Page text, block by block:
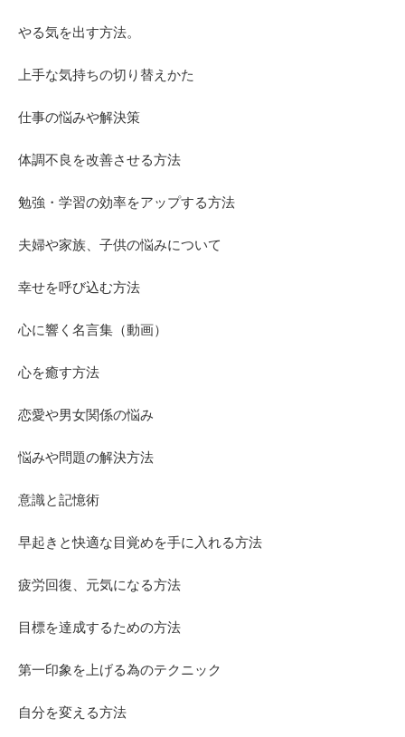
やる気を出す方法。
上手な気持ちの切り替えかた
仕事の悩みや解決策
体調不良を改善させる方法
勉強・学習の効率をアップする方法
夫婦や家族、子供の悩みについて
幸せを呼び込む方法
心に響く名言集（動画）
心を癒す方法
恋愛や男女関係の悩み
悩みや問題の解決方法
意識と記憶術
早起きと快適な目覚めを手に入れる方法
疲労回復、元気になる方法
目標を達成するための方法
第一印象を上げる為のテクニック
自分を変える方法